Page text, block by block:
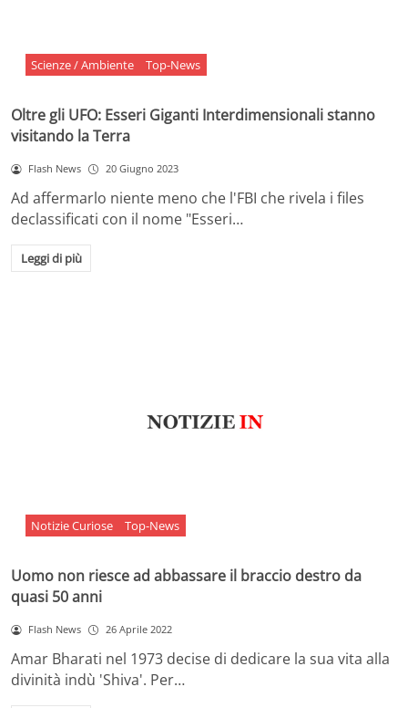
Scienze / Ambiente Top-News
Oltre gli UFO: Esseri Giganti Interdimensionali stanno
visitando la Terra
Flash News 20 Giugno 2023
Ad affermarlo niente meno che l'FBI che rivela i files
declassificati con il nome "Esseri…
Leggi di più
Notizie Curiose Top-News
Uomo non riesce ad abbassare il braccio destro da
quasi 50 anni
Flash News 26 Aprile 2022
Amar Bharati nel 1973 decise di dedicare la sua vita alla
divinità indù 'Shiva'. Per…